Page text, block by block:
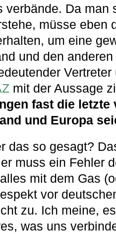
verbände. Da man
müsse eben
um eine
und den
mit der Aussage
fast die
und Europa
das so gesagt?
muss ein Fehler
mit dem Gas
vor
zu. Ich meine,
was uns